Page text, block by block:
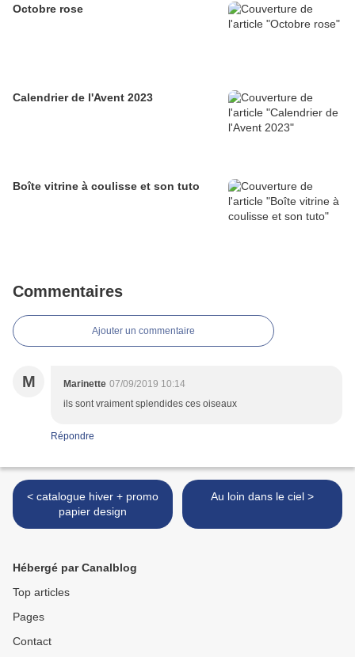
Octobre rose
Calendrier de l'Avent 2023
Boîte vitrine à coulisse et son tuto
Commentaires
Ajouter un commentaire
M Marinette 07/09/2019 10:14
ils sont vraiment splendides ces oiseaux
Répondre
< catalogue hiver + promo
papier design
Au loin dans le ciel >
Hébergé par Canalblog
Top articles
Pages
Contact